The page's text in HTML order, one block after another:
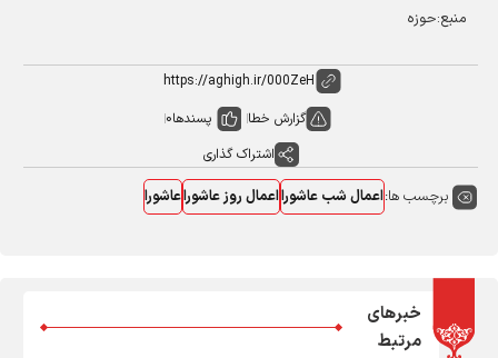
منبع:حوزه
گزارش خطا پسندها0
اشتراک گذاری
برچسب ها:اعمال شب عاشورااعمال روز عاشوراعاشورا
خبرهای
مرتبط